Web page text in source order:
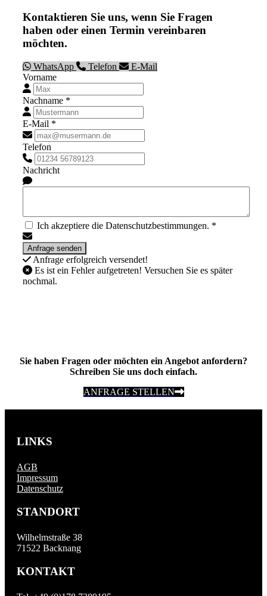
Kontaktieren Sie uns, wenn Sie Fragen
haben oder einen Termin vereinbaren
möchten.
WhatsApp Telefon
E-Mail
Vorname
Nachname *
E-Mail *
Telefon
Nachricht
Ich akzeptiere die Datenschutzbestimmungen. *
Anfrage erfolgreich versendet!
Es ist ein Fehler aufgetreten! Versuchen Sie es später
nochmal.
Sie haben Fragen oder möchten ein Angebot anfordern?
Schreiben Sie uns doch einfach.
ANFRAGE STELLEN
LINKS
AGB
Impressum
Datenschutz
STANDORT
Wilhelmstraße 38
71522 Backnang
KONTAKT